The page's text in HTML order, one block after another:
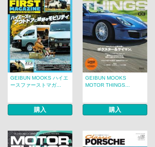
GEIBUN MOOKS ハイエ
ースファーストマガ...
購入
GEIBUN MOOKS
MOTOR THINGS...
購入